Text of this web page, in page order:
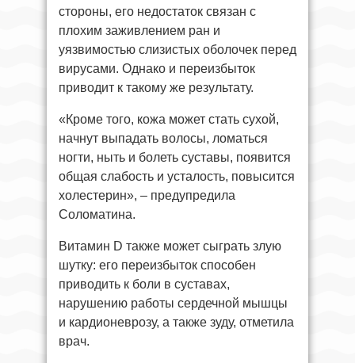
стороны, его недостаток связан с
плохим заживлением ран и
уязвимостью слизистых оболочек перед
вирусами. Однако и переизбыток
приводит к такому же результату.
«Кроме того, кожа может стать сухой,
начнут выпадать волосы, ломаться
ногти, ныть и болеть суставы, появится
общая слабость и усталость, повысится
холестерин», – предупредила
Соломатина.
Витамин D также может сыграть злую
шутку: его переизбыток способен
приводить к боли в суставах,
нарушению работы сердечной мышцы
и кардионеврозу, а также зуду, отметила
врач.